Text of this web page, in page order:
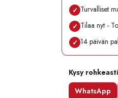
✓ Turvalliset
✓ Tilaa nyt -
✓ 14 päivän
Kysy
WhatsApp